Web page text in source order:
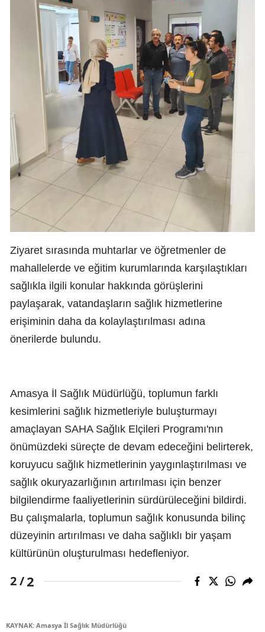
Ziyaret sırasında muhtarlar ve öğretmenler de
mahallelerde ve eğitim kurumlarında karşılaştıkları
sağlıkla ilgili konular hakkında görüşlerini
paylaşarak, vatandaşların sağlık hizmetlerine
erişiminin daha da kolaylaştırılması adına
önerilerde bulundu.
Amasya İl Sağlık Müdürlüğü, toplumun farklı
kesimlerini sağlık hizmetleriyle buluşturmayı
amaçlayan SAHA Sağlık Elçileri Programı'nın
önümüzdeki süreçte de devam edeceğini belirterek,
koruyucu sağlık hizmetlerinin yaygınlaştırılması ve
sağlık okuryazarlığının artırılması için benzer
bilgilendirme faaliyetlerinin sürdürüleceğini bildirdi.
Bu çalışmalarla, toplumun sağlık konusunda bilinç
düzeyinin artırılması ve daha sağlıklı bir yaşam
kültürünün oluşturulması hedefleniyor.
2 /2
KAYNAK: Amasya İl Sağlık Müdürlüğü